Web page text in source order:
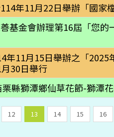
年11月22日舉辦「國家
基金會辦理第16屆「您
年11月15日舉辦之「
30日舉行
縣獅潭鄉仙草花節-獅潭花
12 13 14 15 16